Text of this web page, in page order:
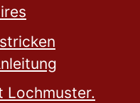
Lochmuster.